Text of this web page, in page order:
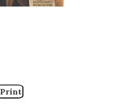
Print